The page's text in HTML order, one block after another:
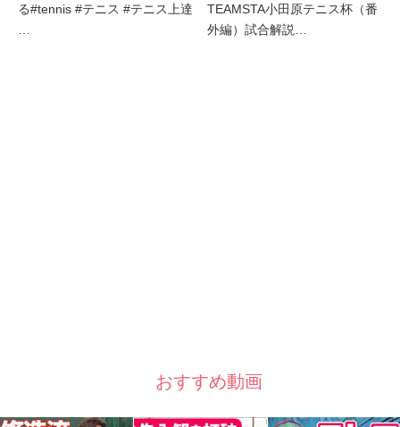
る#tennis #テニス #テニス上達
TEAMSTA小田原テニス杯（番
外編）試合解説…
おすすめ動画